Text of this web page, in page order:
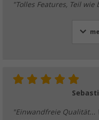
"Tolles Features, Teil
"Einwandfreie